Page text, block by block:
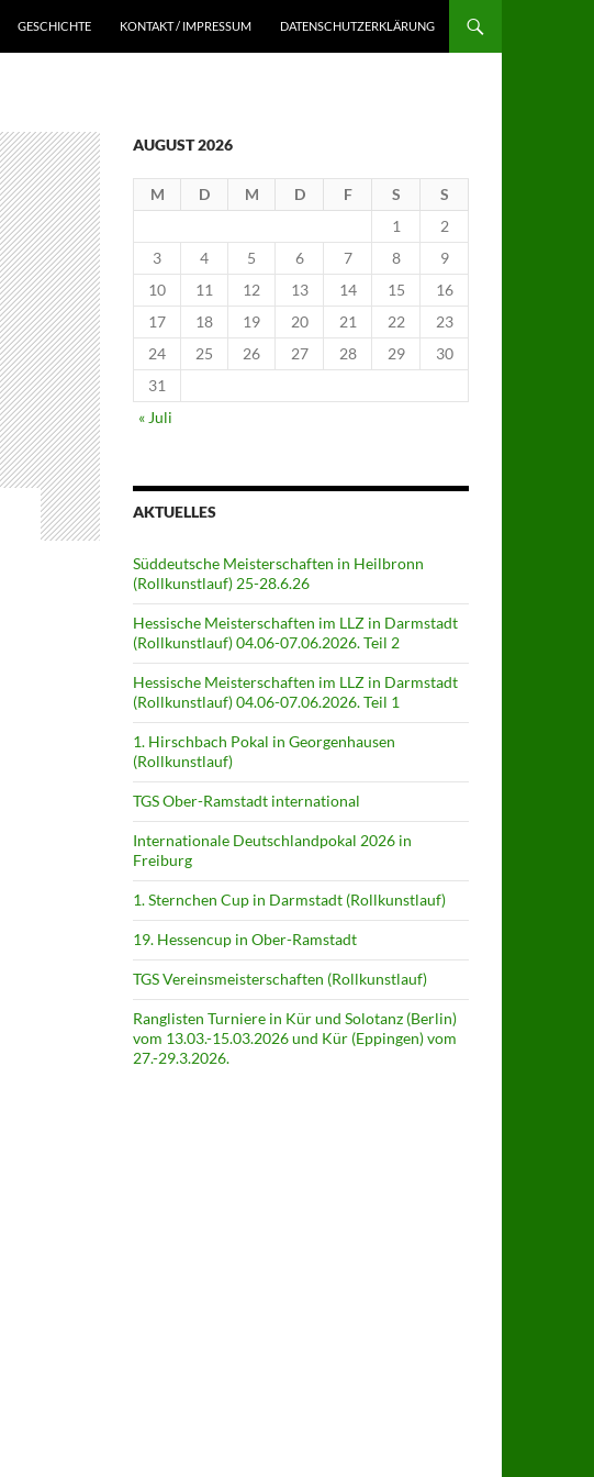
GESCHICHTE KONTAKT / IMPRESSUM DATENSCHUTZERKLÄRUNG
AUGUST 2026
M D M D F S
S
1
2
3
4 5 6 7 8
9
10
11 12 13 14 15
16
17
18 19 20 21 22
23
24
25 26 27 28 29
30
31
« Juli
AKTUELLES
Süddeutsche Meisterschaften in Heilbronn
(Rollkunstlauf) 25-28.6.26
Hessische Meisterschaften im LLZ in Darmstadt
(Rollkunstlauf) 04.06-07.06.2026. Teil 2
Hessische Meisterschaften im LLZ in Darmstadt
(Rollkunstlauf) 04.06-07.06.2026. Teil 1
1. Hirschbach Pokal in Georgenhausen
(Rollkunstlauf)
TGS Ober-Ramstadt international
Internationale Deutschlandpokal 2026 in
Freiburg
1. Sternchen Cup in Darmstadt (Rollkunstlauf)
19. Hessencup in Ober-Ramstadt
TGS Vereinsmeisterschaften (Rollkunstlauf)
Ranglisten Turniere in Kür und Solotanz (Berlin)
vom 13.03.-15.03.2026 und Kür (Eppingen) vom
27.-29.3.2026.